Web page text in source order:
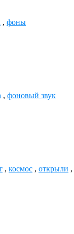
, фоны
, фоновый звук
, космос , открыли ,